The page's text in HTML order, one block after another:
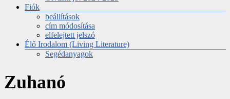
Fiók
beállítások
cím módosítása
elfelejtett jelszó
Élő Irodalom (Living Literature)
Segédanyagok
Zuhanó